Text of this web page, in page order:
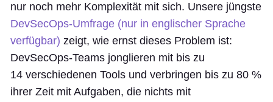
nur noch mehr Komplexität mit sich. Unsere jüngste
DevSecOps-Umfrage (nur in englischer Sprache
verfügbar) zeigt, wie ernst dieses Problem ist:
DevSecOps-Teams jonglieren mit bis zu
14 verschiedenen Tools und verbringen bis zu 80 %
ihrer Zeit mit Aufgaben, die nichts mit